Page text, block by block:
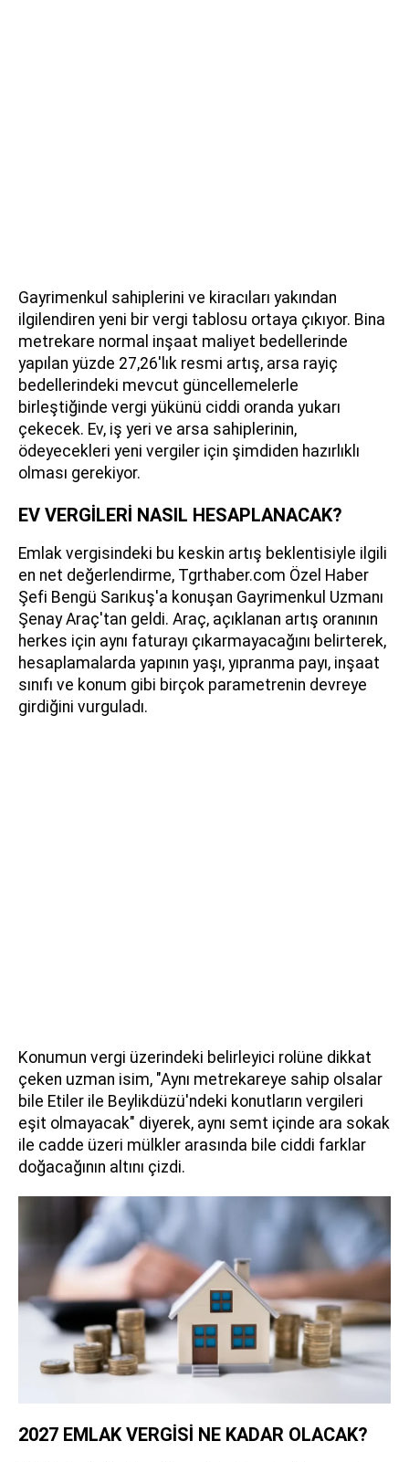
Gayrimenkul sahiplerini ve kiracıları yakından
ilgilendiren yeni bir vergi tablosu ortaya çıkıyor. Bina
metrekare normal inşaat maliyet bedellerinde
yapılan yüzde 27,26'lık resmi artış, arsa rayiç
bedellerindeki mevcut güncellemelerle
birleştiğinde vergi yükünü ciddi oranda yukarı
çekecek. Ev, iş yeri ve arsa sahiplerinin,
ödeyecekleri yeni vergiler için şimdiden hazırlıklı
olması gerekiyor.
EV VERGİLERİ NASIL HESAPLANACAK?
Emlak vergisindeki bu keskin artış beklentisiyle ilgili
en net değerlendirme, Tgrthaber.com Özel Haber
Şefi Bengü Sarıkuş'a konuşan Gayrimenkul Uzmanı
Şenay Araç'tan geldi. Araç, açıklanan artış oranının
herkes için aynı faturayı çıkarmayacağını belirterek,
hesaplamalarda yapının yaşı, yıpranma payı, inşaat
sınıfı ve konum gibi birçok parametrenin devreye
girdiğini vurguladı.
Konumun vergi üzerindeki belirleyici rolüne dikkat
çeken uzman isim, "Aynı metrekareye sahip olsalar
bile Etiler ile Beylikdüzü'ndeki konutların vergileri
eşit olmayacak" diyerek, aynı semt içinde ara sokak
ile cadde üzeri mülkler arasında bile ciddi farklar
doğacağının altını çizdi.
2027 EMLAK VERGİSİ NE KADAR OLACAK?